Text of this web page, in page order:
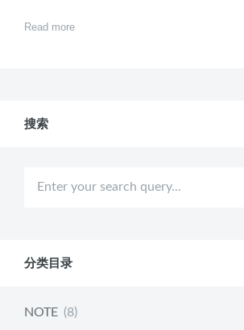
Read more
搜索
分类目录
NOTE (8)